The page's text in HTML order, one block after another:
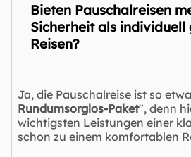
Bieten Pauschalreisen
Sicherheit als individuell
Reisen?
Ja, die Pauschalreise ist so
Rundumsorglos-Paket", denn
wichtigsten Leistungen einer
schon zu einem komfortablen